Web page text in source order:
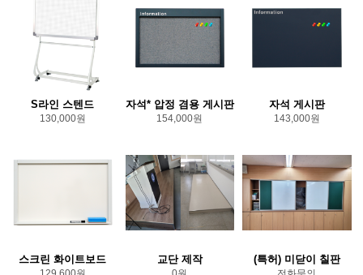
S라인 스텐드
130,000원
자석* 압정 겸용 게시판
154,000원
자석 게시판
143,000원
스크린 화이트보드 교단 제작 (특허) 미닫이 칠판